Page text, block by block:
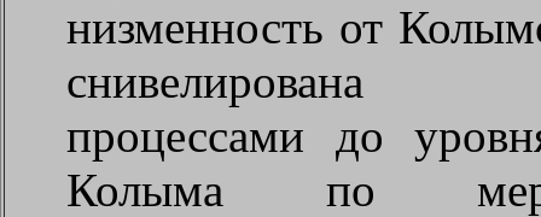
низменность от
снивелирована
процессами до
Колыма по